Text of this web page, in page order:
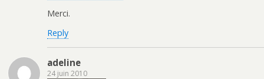
Merci.
Reply
adeline
24 juin 2010